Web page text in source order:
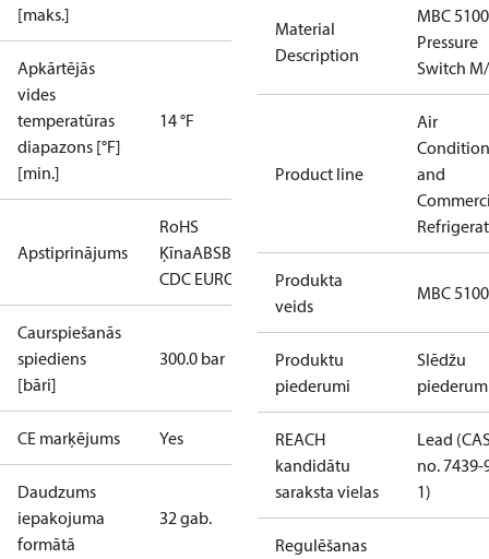
[maks.]
Apkārtējās
vides
temperatūras
diapazons [°F]
[min.]
14 °F
Apstiprinājums
RoHS
ĶīnaABSBV CCCCCSCECMIMDNVEACGLKRS
CDC EURO-TYSKLRLVDNKK
Caurspiešanās
spiediens
[bāri]
300.0 bar
CE marķējums Yes
Daudzums
iepakojuma
formātā
32 gab.
Material
Description
MBC 5100
Pressure
Switch
Product line
Air
and
Produkta
veids
MBC 5100
Produktu
piederumi
Slēdžu
REACH
kandidātu
saraksta vielas
Lead
no. 7439-
1)
Regulēšanas